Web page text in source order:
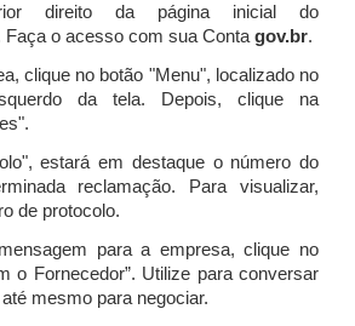
direito da página inicial do
Faça o acesso com sua Contagov.br.
clique no botão "Menu", localizado no
da tela. Depois, clique na
estará em destaque o número do
reclamação. Para visualizar,
de protocolo.
para a empresa, clique no
o Fornecedor”. Utilize para conversar
mesmo para negociar.